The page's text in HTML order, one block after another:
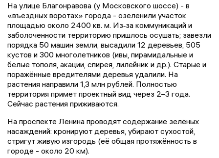
На улице Благонравова (у Московского шоссе) - в
«въездных воротах» города - озеленили участок
площадью около 2400 кв. м. Из‑за коммуникаций и
заболоченности территорию пришлось осушать; завезли
порядка 50 машин земли, высадили 12 деревьев, 505
кустов и 300 многолетников (ивы, пирамидальные и
белые тополя, акации, спирея, лилейник и др.). Старые и
поражённые вредителями деревья удалили. На
растения направили 1,3 млн рублей. Полностью
территория примет проектный вид через 2–3 года.
Сейчас растения приживаются.
На проспекте Ленина проводят содержание зелёных
насаждений: кронируют деревья, убирают сухостой,
стригут живую изгородь (её общая протяжённость в
городе - около 20 км).